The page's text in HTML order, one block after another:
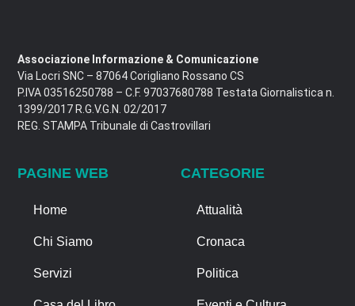
Associazione Informazione & Comunicazione
Via Locri SNC – 87064 Corigliano Rossano CS
P.IVA 03516250788 – C.F. 97037680788 Testata Giornalistica n.
1399/2017 R.G.V.G.N. 02/2017
REG. STAMPA Tribunale di Castrovillari
PAGINE WEB
Home
Chi Siamo
Servizi
CATEGORIE
Attualità
Cronaca
Politica